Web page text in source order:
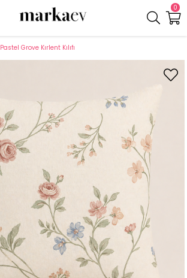
0
Pastel Grove Kırlent Kılıfı